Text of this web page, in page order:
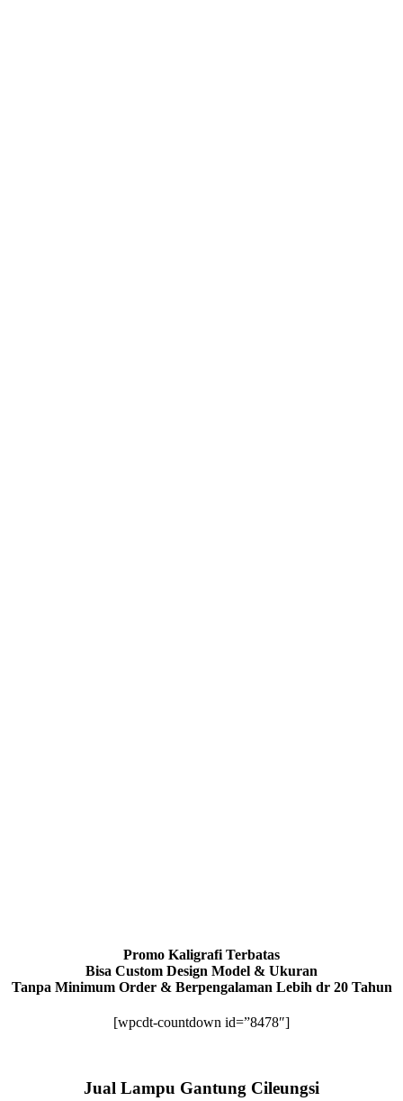
Promo Kaligrafi Terbatas
Bisa Custom Design Model & Ukuran
Tanpa Minimum Order & Berpengalaman Lebih dr 20 Tahun
[wpcdt-countdown id=”8478″]
Jual Lampu Gantung Cileungsi